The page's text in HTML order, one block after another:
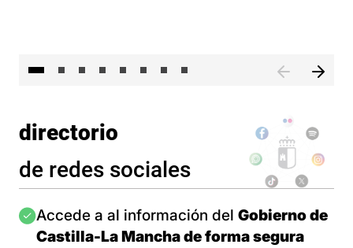
directorio
de redes sociales
Imagen
Accede a al información del Gobierno de
Castilla-La Mancha de forma segura